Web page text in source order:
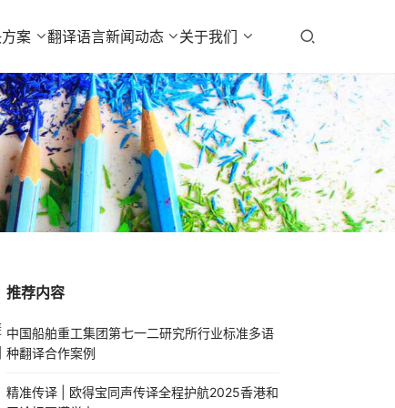
案 翻译语言新闻动态 关于我们
推荐内容
中国船舶重工集团第七一二研究所行业标准多语
种翻译合作案例
精准传译 | 欧得宝同声传译全程护航2025香港和